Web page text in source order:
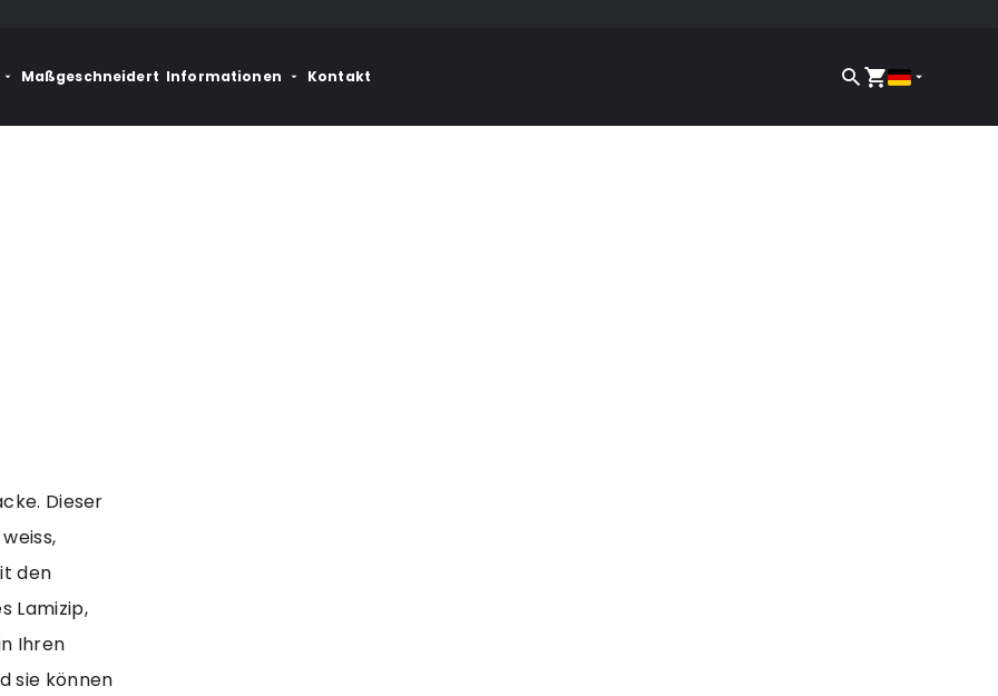
Maßgeschneidert Informationen Kontakt
Dieser
den
Lamizip,
Ihren
sie können